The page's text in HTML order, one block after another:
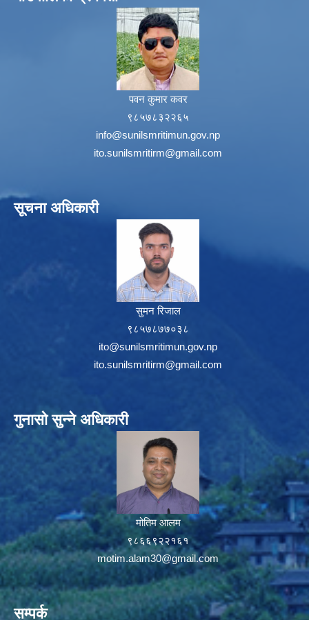
पवन कुमार कवर
९८५७८३२२६५
info@sunilsmritimun.gov.np
ito.sunilsmritirm@gmail.com
सूचना अधिकारी
सुमन रिजाल
९८५७८७७०३८
ito@sunilsmritimun.gov.np
ito.sunilsmritirm@gmail.com
गुनासो सुन्ने अधिकारी
मोतिम आलम
९८६६९२२१६१
motim.alam30@gmail.com
सम्पर्क